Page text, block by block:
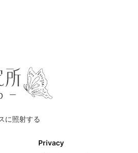
に照射する
Privacy